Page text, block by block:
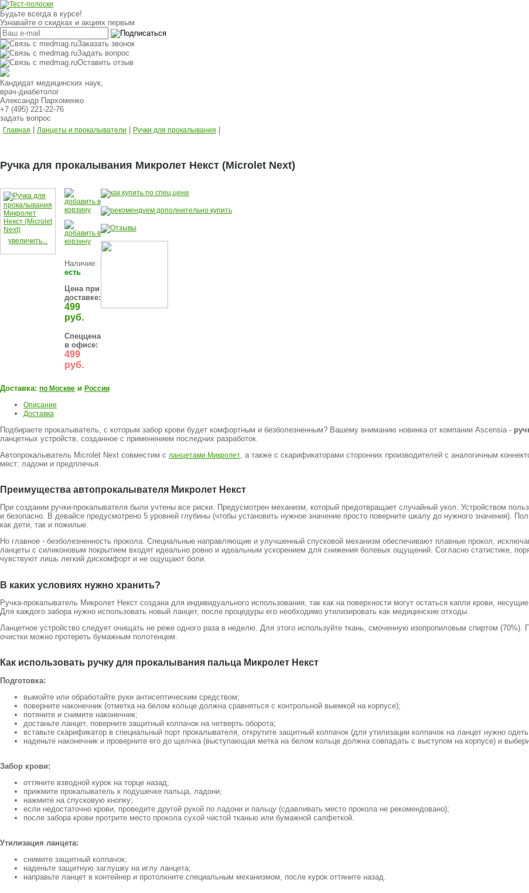
Будьте всегда в курсе!
Узнавайте о скидках и акциях первым
Заказать звонок
Задать вопрос
Оставить отзыв
Кандидат медицинских наук,
врач-диабетолог
Александр Пархоменко
+7 (495) 221-22-76
задать вопрос
Главная Ланцеты и прокалыватели Ручки для прокалывания
Ручка для прокалывания Микролет Некст (Microlet Next)
увеличить...
Наличие:
есть
Цена при
доставке:
499
руб.
Спеццена
в офисе:
499
руб.
Доставка: по Москве и России
Описание
Доставка
Подбираете прокалыватель, с которым забор крови будет комфортным и безболезненным? Вашему вниманию новинка от компании Ascensia -
ланцетных устройств, созданное с применением последних разработок.
Автопрокалыватель Microlet Next совместим с ланцетами Микролет , а также с скарификаторами сторонних производителей с аналогичным
мест: ладони и предплечья.
Преимущества автопрокалывателя Микролет Некст
При создании ручки-прокалывателя были учтены все риски. Предусмотрен механизм, который предотвращает случайный укол. Устройством
и безопасно. В девайсе предусмотрено 5 уровней глубины (чтобы установить нужное значение просто поверните шкалу до нужного значения).
как дети, так и пожилые.
Но главное - безболезненность прокола. Специальные направляющие и улучшенный спусковой механизм обеспечивают плавные прокол,
ланцеты с силиконовым покрытием входят идеально ровно и идеальным ускорением для снижения болевых ощущений. Согласно статистике,
чувствуют лишь легкий дискомфорт и не ощущают боли.
В каких условиях нужно хранить?
Ручка-прокалыватель Микролет Некст создана для индивидуального использования, так как на поверхности могут остаться капли крови,
Для каждого забора нужно использовать новый ланцет, после процедуры его необходимо утилизировать как медицинские отходы.
Ланцетное устройство следует очищать не реже одного раза в неделю. Для этого используйте ткань, смоченную изопропиловым спиртом (70%).
очистки можно протереть бумажным полотенцем.
Как использовать ручку для прокалывания пальца Микролет Некст
Подготовка:
вымойте или обработайте руки антисептическим средством;
поверните наконечник (отметка на белом кольце должна сравняться с контрольной выемкой на корпусе);
потяните и снимите наконечник;
достаньте ланцет, поверните защитный колпачок на четверть оборота;
вставьте скарификатор в специальный порт прокалывателя, открутите защитный колпачок (для утилизации колпачок на ланцет нужно
наденьте наконечник и проверните его до щелчка (выступающая метка на белом кольце должна совпадать с выступом на корпусе) и
Забор крови:
оттяните взводной курок на торце назад;
прижмите прокалыватель к подушечке пальца, ладони;
нажмите на спусковую кнопку;
если недостаточно крови, проведите другой рукой по ладони и пальцу (сдавливать место прокола не рекомендовано);
после забора крови протрите место прокола сухой чистой тканью или бумажной салфеткой.
Утилизация ланцета:
снимите защитный колпачок;
наденьте защитную заглушку на иглу ланцета;
направьте ланцет в контейнер и протолкните специальным механизмом, после курок оттяните назад.